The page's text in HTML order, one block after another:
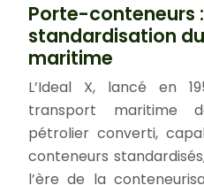
Porte-conteneurs
standardisation
maritime
L’Ideal X, lancé en
transport maritime
pétrolier converti,
conteneurs
l’ère de la